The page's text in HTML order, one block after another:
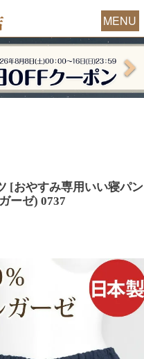
MENU
[おやすみ専用いい寝パン
ーゼ) 0737